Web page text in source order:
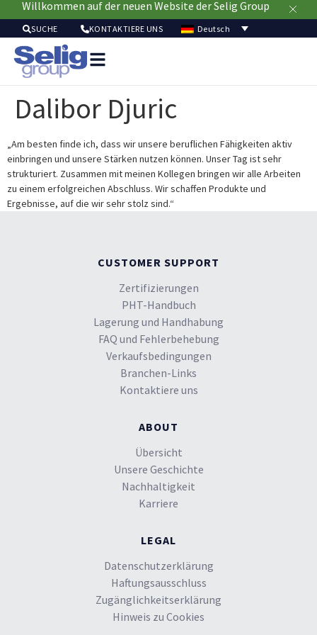
Willkommen auf der neuen Website der Selig Group
SUCHE KONTAKTIERE UNS Deutsch
Dalibor Djuric
„Am besten finde ich, dass wir unsere beruflichen Fähigkeiten aktiv
einbringen und unsere Stärken nutzen können. Unser Tag ist sehr
strukturiert. Zusammen mit meinen Kollegen bringen wir alle Arbeiten
zu einem erfolgreichen Abschluss. Wir schaffen Produkte und
Ergebnisse, auf die wir sehr stolz sind.“
CUSTOMER SUPPORT
Zertifizierungen
PHT-Handbuch
Lagerung und Handhabung
FAQ und Fehlerbehebung
Verkaufsbedingungen
Branchen-Links
Kontaktiere uns
ABOUT
Übersicht
Unsere Geschichte
Nachhaltigkeit
Karriere
LEGAL
Datenschutzerklärung
Haftungsausschluss
Zugänglichkeitserklärung
Hinweis zu Cookies